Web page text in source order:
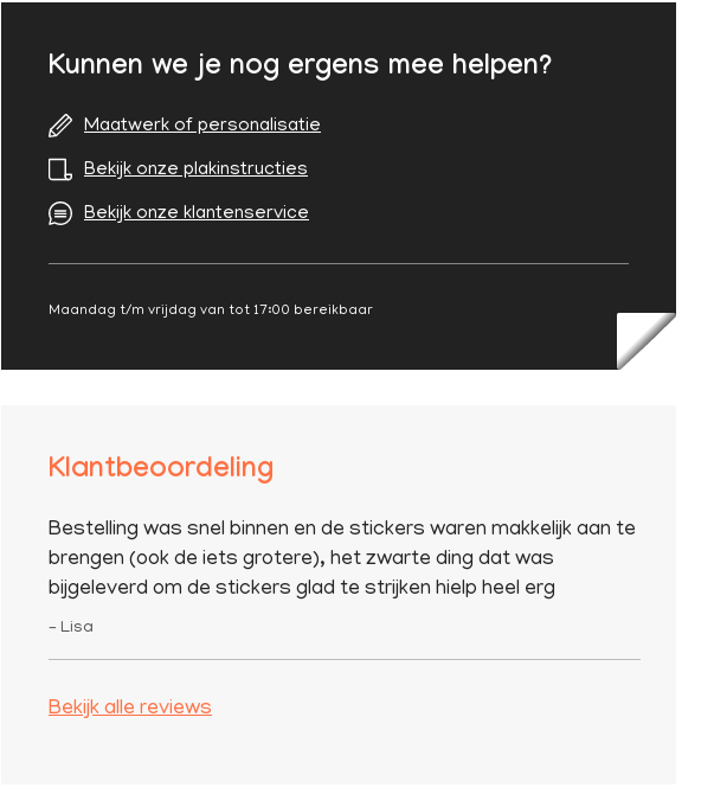
Kunnen we je nog ergens mee helpen?
Maatwerk of personalisatie
Bekijk onze plakinstructies
Bekijk onze klantenservice
Maandag t/m vrijdag van tot 17:00 bereikbaar
Klantbeoordeling
Bestelling was snel binnen en de stickers waren makkelijk aan te
brengen (ook de iets grotere), het zwarte ding dat was
bijgeleverd om de stickers glad te strijken hielp heel erg
– Lisa
Bekijk alle reviews